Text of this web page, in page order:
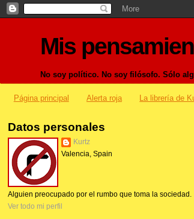
Mis
No soy político. No soy filósofo. Sólo
Página principal Alerta roja La librería de
Datos personales
Kurtz
Valencia, Spain
Alguien preocupado por el rumbo que toma la sociedad.
Ver todo mi perfil